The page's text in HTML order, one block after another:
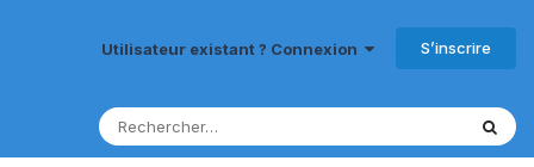
Utilisateur existant ? Connexion S’inscrire